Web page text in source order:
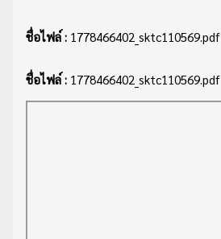
ชื่อไฟล์ : 1778466402_sktc110569.pdf
ชื่อไฟล์ : 1778466402_sktc110569.pdf